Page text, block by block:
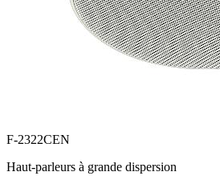
F-2322CEN
Haut-parleurs à grande dispersion